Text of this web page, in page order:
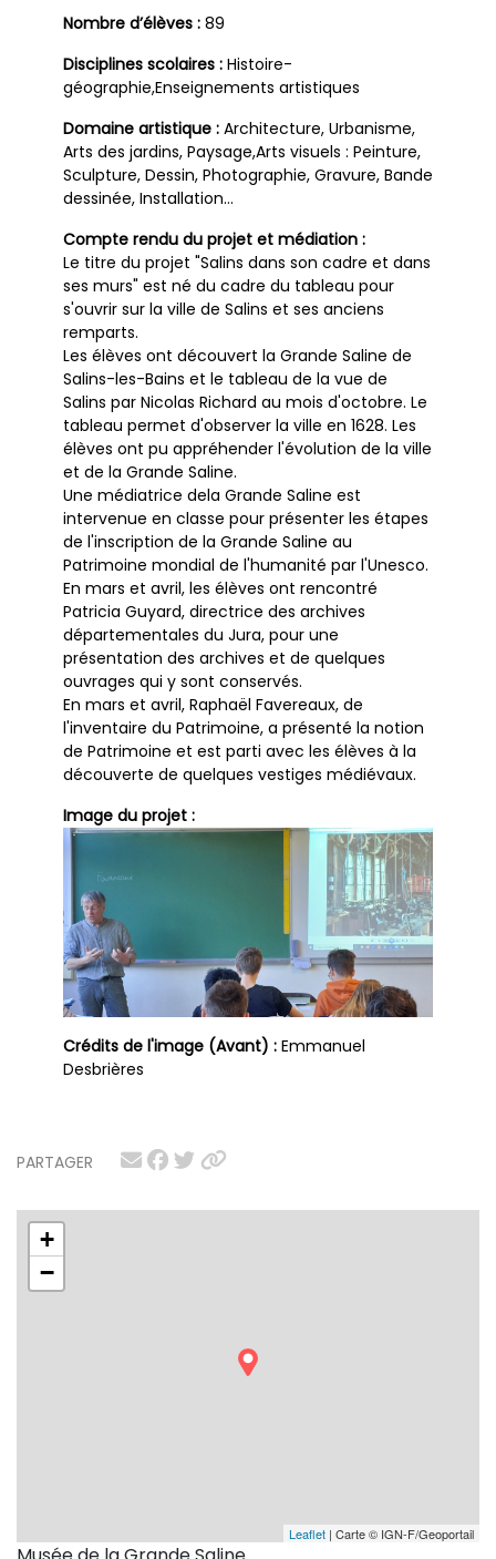
PARTAGER
+
−
Leaflet | Carte © IGN-F/Geoportail
Nombre d’élèves : 89
Disciplines scolaires : Histoire-
géographie,Enseignements artistiques
Domaine artistique : Architecture, Urbanisme,
Arts des jardins, Paysage,Arts visuels : Peinture,
Sculpture, Dessin, Photographie, Gravure, Bande
dessinée, Installation…
Compte rendu du projet et médiation :
Le titre du projet "Salins dans son cadre et dans
ses murs" est né du cadre du tableau pour
s'ouvrir sur la ville de Salins et ses anciens
remparts.
Les élèves ont découvert la Grande Saline de
Salins-les-Bains et le tableau de la vue de
Salins par Nicolas Richard au mois d'octobre. Le
tableau permet d'observer la ville en 1628. Les
élèves ont pu appréhender l'évolution de la ville
et de la Grande Saline.
Une médiatrice dela Grande Saline est
intervenue en classe pour présenter les étapes
de l'inscription de la Grande Saline au
Patrimoine mondial de l'humanité par l'Unesco.
En mars et avril, les élèves ont rencontré
Patricia Guyard, directrice des archives
départementales du Jura, pour une
présentation des archives et de quelques
ouvrages qui y sont conservés.
En mars et avril, Raphaël Favereaux, de
l'inventaire du Patrimoine, a présenté la notion
de Patrimoine et est parti avec les élèves à la
découverte de quelques vestiges médiévaux.
Image du projet :
Crédits de l'image (Avant) : Emmanuel
Desbrières